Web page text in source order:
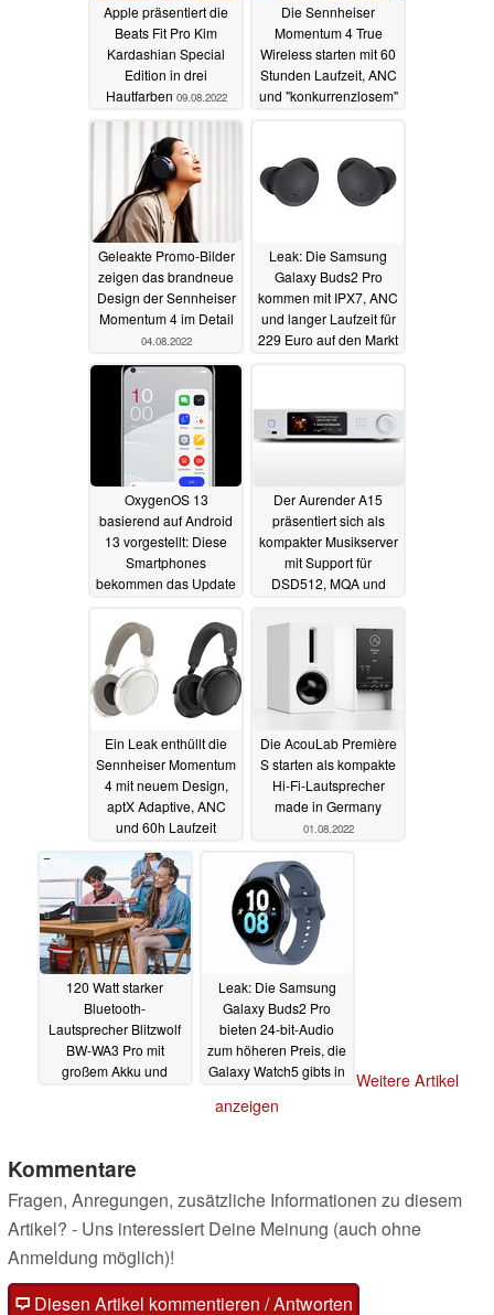
Apple präsentiert die
Beats Fit Pro Kim
Kardashian Special
Edition in drei
Hautfarben 09.08.2022
Die Sennheiser
Momentum 4 True
Wireless starten mit 60
Stunden Laufzeit, ANC
und "konkurrenzlosem"
Geleakte Promo-Bilder
zeigen das brandneue
Design der Sennheiser
Momentum 4 im Detail
04.08.2022
Leak: Die Samsung
Galaxy Buds2 Pro
kommen mit IPX7, ANC
und langer Laufzeit für
229 Euro auf den Markt
OxygenOS 13
basierend auf Android
13 vorgestellt: Diese
Smartphones
bekommen das Update
Der Aurender A15
präsentiert sich als
kompakter Musikserver
mit Support für
DSD512, MQA und
Ein Leak enthüllt die
Sennheiser Momentum
4 mit neuem Design,
aptX Adaptive, ANC
und 60h Laufzeit
01.08.2022
Die AcouLab Première
S starten als kompakte
Hi-Fi-Lautsprecher
made in Germany
01.08.2022
120 Watt starker
Bluetooth-
Lautsprecher Blitzwolf
BW-WA3 Pro mit
großem Akku und
Leak: Die Samsung
Galaxy Buds2 Pro
bieten 24-bit-Audio
zum höheren Preis, die
Galaxy Watch5 gibts in
Weitere Artikel
anzeigen
Kommentare
Fragen, Anregungen, zusätzliche Informationen zu diesem
Artikel? - Uns interessiert Deine Meinung (auch ohne
Anmeldung möglich)!
Diesen Artikel kommentieren / Antworten